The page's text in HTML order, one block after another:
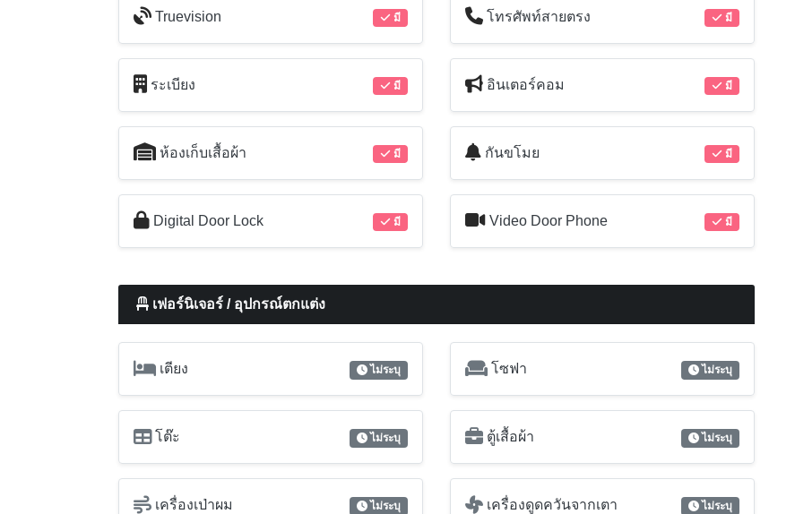
Truevision มี โทรศัพท์สายตรง มี
ระเบียง มี อินเตอร์คอม มี
ห้องเก็บเสื้อผ้า มี กันขโมย มี
Digital Door Lock มี Video Door Phone มี
เฟอร์นิเจอร์ / อุปกรณ์ตกแต่ง
เตียง ไม่ระบุ โซฟา ไม่ระบุ
โต๊ะ ไม่ระบุ ตู้เสื้อผ้า ไม่ระบุ
เครื่องเป่าผม ไม่ระบุ เครื่องดูดควันจากเตา ไม่ระบุ